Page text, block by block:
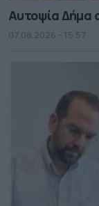
Αυτοψία Δήμα
07.08.2026 - 15.57